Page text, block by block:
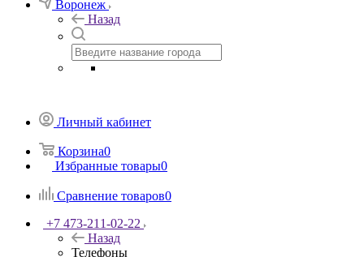
Воронеж
Назад
Личный кабинет
Корзина0
Избранные товары0
Сравнение товаров0
+7 473-211-02-22
Назад
Телефоны